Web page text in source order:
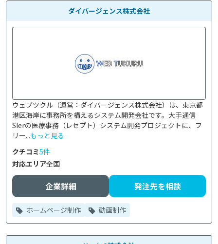
ダイバージェンス株式会社
ウェブツクル（運営：ダイバージェンス株式会社）は、東京都
港区海岸に事務所を構えるシステム開発会社です。大手通信
SIerの医療事務（レセプト）システム開発プロジェクトに、フ
リー...もっと見る
クチコミ5件
対応エリア全国
企業詳細 発注先を相談
ホームページ制作 動画制作